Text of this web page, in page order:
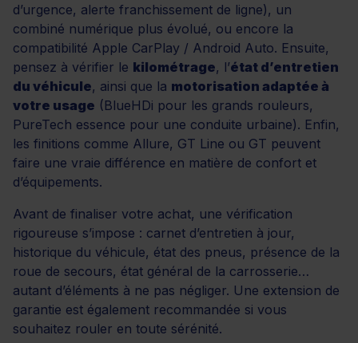
d’urgence, alerte franchissement de ligne), un
combiné numérique plus évolué, ou encore la
compatibilité Apple CarPlay / Android Auto. Ensuite,
pensez à vérifier le kilométrage, l’état d’entretien
du véhicule, ainsi que la motorisation adaptée à
votre usage (BlueHDi pour les grands rouleurs,
PureTech essence pour une conduite urbaine). Enfin,
les finitions comme Allure, GT Line ou GT peuvent
faire une vraie différence en matière de confort et
d’équipements.
Avant de finaliser votre achat, une vérification
rigoureuse s’impose : carnet d’entretien à jour,
historique du véhicule, état des pneus, présence de la
roue de secours, état général de la carrosserie…
autant d’éléments à ne pas négliger. Une extension de
garantie est également recommandée si vous
souhaitez rouler en toute sérénité.